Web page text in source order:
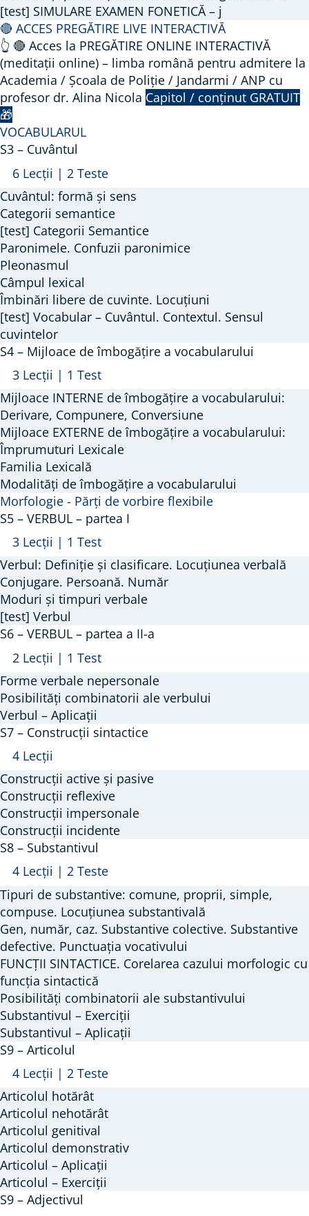
(Fonetica)
–
partea
a
II-
[test] SIMULARE EXAMEN FONETICĂ – j
🔴 ACCES PREGĂTIRE LIVE INTERACTIVĂ
👆 🔴 Acces la PREGĂTIRE ONLINE INTERACTIVĂ
(meditații online) – limba română pentru admitere la
Academia / Școala de Poliție / Jandarmi / ANP cu
profesor dr. Alina Nicola Capitol / conținut GRATUIT
🎁
VOCABULARUL
S3 – Cuvântul
Arată
S3
–
Cuvântul
6 Lecții | 2 Teste
Cuvântul: formă și sens
Categorii semantice
[test] Categorii Semantice
Paronimele. Confuzii paronimice
Pleonasmul
Câmpul lexical
Îmbinări libere de cuvinte. Locuțiuni
[test] Vocabular – Cuvântul. Contextul. Sensul
cuvintelor
S4 – Mijloace de îmbogățire a vocabularului
Arată
S4
–
Mijloace
de
îmbogățire
a
vocabularului
3 Lecții | 1 Test
Mijloace INTERNE de îmbogățire a vocabularului:
Derivare, Compunere, Conversiune
Mijloace EXTERNE de îmbogățire a vocabularului:
Împrumuturi Lexicale
Familia Lexicală
Modalități de îmbogățire a vocabularului
Morfologie - Părți de vorbire flexibile
S5 – VERBUL – partea I
Arată
S5
–
VERBUL
–
partea
I
3 Lecții | 1 Test
Verbul: Definiție și clasificare. Locuțiunea verbală
Conjugare. Persoană. Număr
Moduri și timpuri verbale
[test] Verbul
S6 – VERBUL – partea a II-a
Arată
S6
–
VERBUL
–
partea
a
II-
a
2 Lecții | 1 Test
Forme verbale nepersonale
Posibilități combinatorii ale verbului
Verbul – Aplicații
S7 – Construcții sintactice
Arată
S7
–
Construcții
sintactice
4 Lecții
Construcții active și pasive
Construcții reflexive
Construcții impersonale
Construcții incidente
S8 – Substantivul
Arată
S8
–
Substantivul
4 Lecții | 2 Teste
Tipuri de substantive: comune, proprii, simple,
compuse. Locuțiunea substantivală
Gen, număr, caz. Substantive colective. Substantive
defective. Punctuația vocativului
FUNCȚII SINTACTICE. Corelarea cazului morfologic cu
funcția sintactică
Posibilități combinatorii ale substantivului
Substantivul – Exerciții
Substantivul – Aplicații
S9 – Articolul
Arată
S9
–
Articolul
4 Lecții | 2 Teste
Articolul hotărât
Articolul nehotărât
Articolul genitival
Articolul demonstrativ
Articolul – Aplicații
Articolul – Exerciții
S9 – Adjectivul